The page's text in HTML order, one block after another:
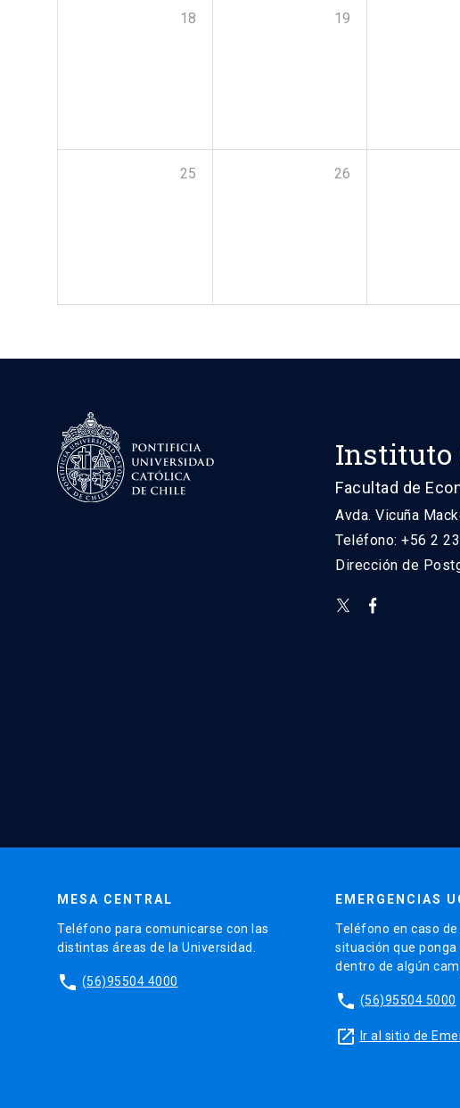
18 19
25 26
Instituto
Facultad de
Avda. Vicuña
Teléfono: +56 2
Dirección de
MESA CENTRAL
Teléfono para comunicarse con las
distintas áreas de la Universidad.
phone (56)95504 4000
EMERGENCIAS
Teléfono en caso
situación que
dentro de algún
phone (56)95504 5000
launch Ir al sitio de